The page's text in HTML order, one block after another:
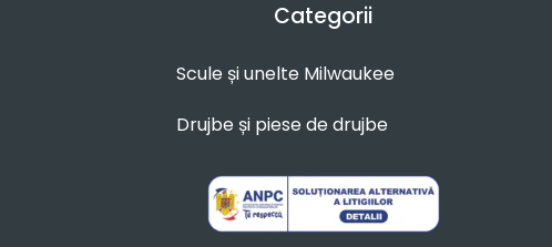
Categorii
Scule și unelte Milwaukee
Drujbe și piese de drujbe